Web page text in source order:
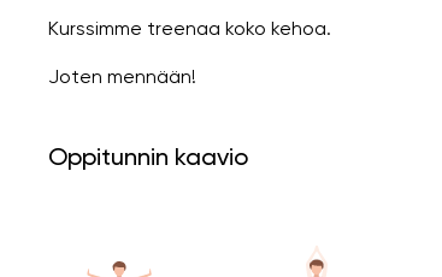
Kurssimme treenaa koko kehoa.
Joten mennään!
Oppitunnin kaavio